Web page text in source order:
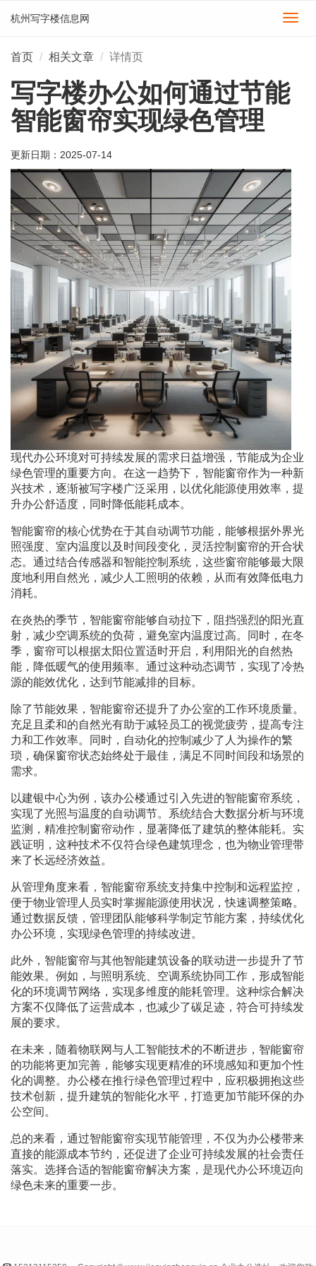
切
杭州写字楼信息网
首页 相关文章 详情页
写字楼办公如何通过节能
智能窗帘实现绿色管理
更新日期： 2025-07-14
现代办公环境对可持续发展的需求日益增强，节能成为企业
绿色管理的重要方向。在这一趋势下，智能窗帘作为一种新
兴技术，逐渐被写字楼广泛采用，以优化能源使用效率，提
升办公舒适度，同时降低能耗成本。
智能窗帘的核心优势在于其自动调节功能，能够根据外界光
照强度、室内温度以及时间段变化，灵活控制窗帘的开合状
态。通过结合传感器和智能控制系统，这些窗帘能够最大限
度地利用自然光，减少人工照明的依赖，从而有效降低电力
消耗。
在炎热的季节，智能窗帘能够自动拉下，阻挡强烈的阳光直
射，减少空调系统的负荷，避免室内温度过高。同时，在冬
季，窗帘可以根据太阳位置适时开启，利用阳光的自然热
能，降低暖气的使用频率。通过这种动态调节，实现了冷热
源的能效优化，达到节能减排的目标。
除了节能效果，智能窗帘还提升了办公室的工作环境质量。
充足且柔和的自然光有助于减轻员工的视觉疲劳，提高专注
力和工作效率。同时，自动化的控制减少了人为操作的繁
琐，确保窗帘状态始终处于最佳，满足不同时间段和场景的
需求。
以建银中心为例，该办公楼通过引入先进的智能窗帘系统，
实现了光照与温度的自动调节。系统结合大数据分析与环境
监测，精准控制窗帘动作，显著降低了建筑的整体能耗。实
践证明，这种技术不仅符合绿色建筑理念，也为物业管理带
来了长远经济效益。
从管理角度来看，智能窗帘系统支持集中控制和远程监控，
便于物业管理人员实时掌握能源使用状况，快速调整策略。
通过数据反馈，管理团队能够科学制定节能方案，持续优化
办公环境，实现绿色管理的持续改进。
此外，智能窗帘与其他智能建筑设备的联动进一步提升了节
能效果。例如，与照明系统、空调系统协同工作，形成智能
化的环境调节网络，实现多维度的能耗管理。这种综合解决
方案不仅降低了运营成本，也减少了碳足迹，符合可持续发
展的要求。
在未来，随着物联网与人工智能技术的不断进步，智能窗帘
的功能将更加完善，能够实现更精准的环境感知和更加个性
化的调整。办公楼在推行绿色管理过程中，应积极拥抱这些
技术创新，提升建筑的智能化水平，打造更加节能环保的办
公空间。
总的来看，通过智能窗帘实现节能管理，不仅为办公楼带来
直接的能源成本节约，还促进了企业可持续发展的社会责任
落实。选择合适的智能窗帘解决方案，是现代办公环境迈向
绿色未来的重要一步。